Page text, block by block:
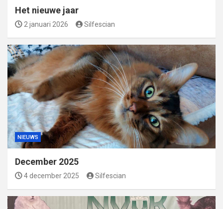
Het nieuwe jaar
2 januari 2026 Silfescian
NIEUWS
December 2025
4 december 2025 Silfescian